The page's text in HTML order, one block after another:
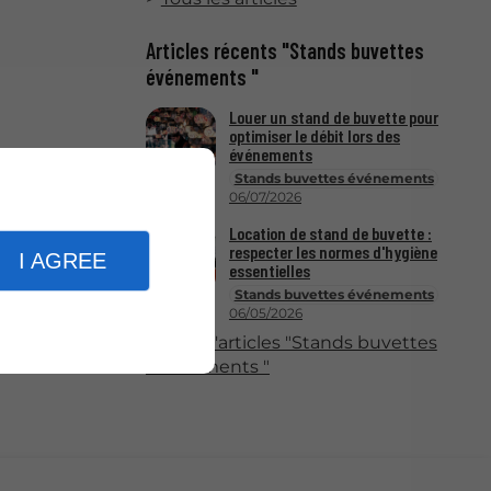
I AGREE
Articles récents "Stands buvettes
événements "
Stands buvettes événements
06/07/2026
Louer un stand de buvette pour
optimiser le débit lors des
événements
Stands buvettes événements
06/05/2026
Location de stand de buvette :
respecter les normes d'hygiène
essentielles
Plus d'articles "Stands buvettes
événements "